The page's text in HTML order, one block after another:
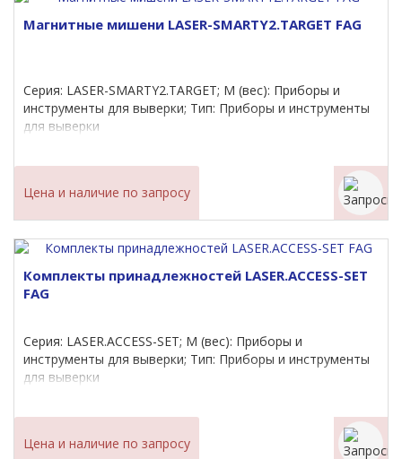
Магнитные мишени LASER-SMARTY2.TARGET FAG
Серия: LASER-SMARTY2.TARGET; M (вес): Приборы и
инструменты для выверки; Тип: Приборы и инструменты
для выверки
Цена и наличие по запросу
Комплекты принадлежностей LASER.ACCESS-SET
FAG
Серия: LASER.ACCESS-SET; M (вес): Приборы и
инструменты для выверки; Тип: Приборы и инструменты
для выверки
Цена и наличие по запросу